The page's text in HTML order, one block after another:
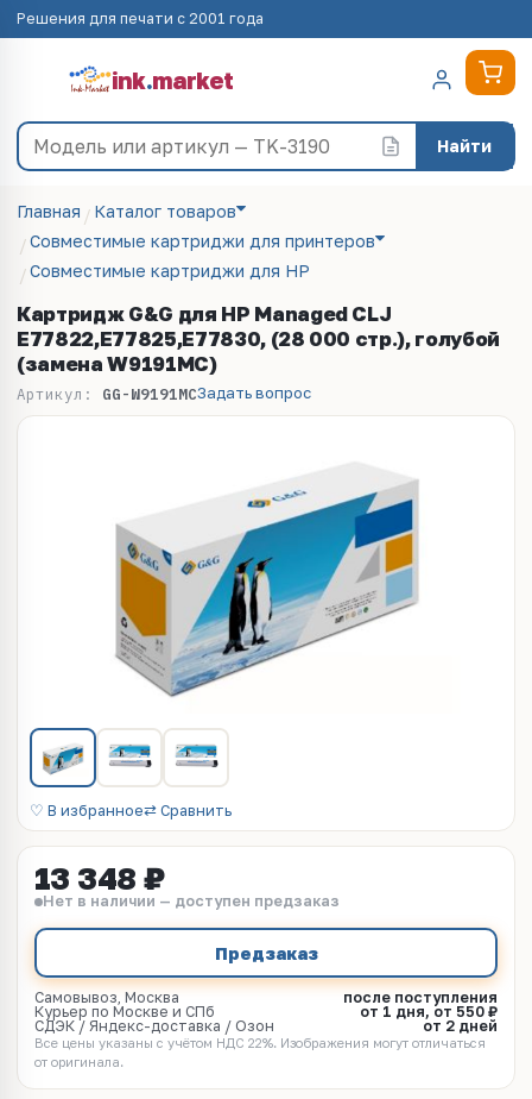
Решения для печати с 2001 года
ink.market
Найти
Главная
Каталог товаров
Совместимые картриджи для принтеров
Совместимые картриджи для HP
Картридж G&G для HP Managed CLJ
E77822,E77825,E77830, (28 000 стр.), голубой
(замена W9191MC)
Артикул: GG-W9191MCЗадать вопрос
♡ В избранное⇄ Сравнить
13 348 ₽
Нет в наличии — доступен предзаказ
Предзаказ
Самовывоз, Москва
после поступления
Курьер по Москве и СПб
от 1 дня, от 550 ₽
СДЭК / Яндекс-доставка / Озон
от 2 дней
Все цены указаны с учётом НДС 22%. Изображения могут отличаться
от оригинала.